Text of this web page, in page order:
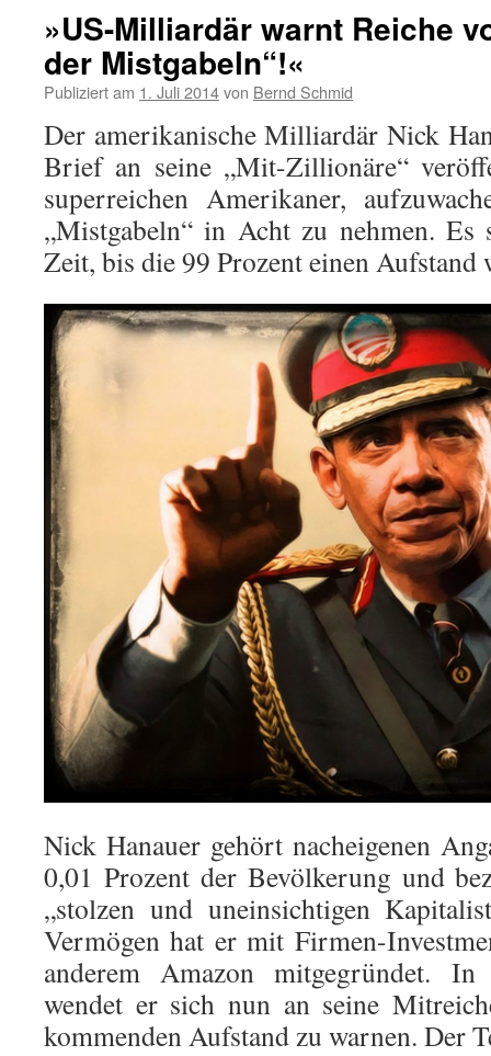
»US-Milliardär warnt Reiche
der Mistgabeln“!«
Publiziert am 1. Juli 2014von Bernd Schmid
Der amerikanische Milliardär Nick
Brief an seine „Mit-Zillionäre“
superreichen Amerikaner,
„Mistgabeln“ in Acht zu nehmen. Es
Zeit, bis die 99 Prozent einen Aufstand
Nick Hanauer gehört nacheigenen
0,01 Prozent der Bevölkerung und
„stolzen und uneinsichtigen
Vermögen hat er mit Firmen-
anderem Amazon mitgegründet.
wendet er sich nun an seine
kommenden Aufstand zu warnen. Der